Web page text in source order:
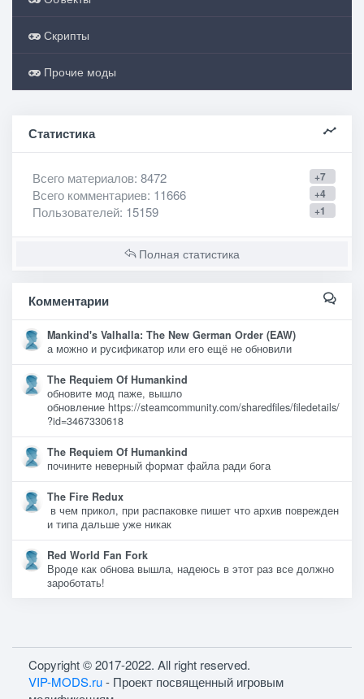
Скрипты
Прочие моды
Статистика
+7
Всего материалов: 8472
+4
Всего комментариев: 11666
+1
Пользователей: 15159
Полная статистика
Комментарии
Mankind's Valhalla: The New German Order (EAW)
а можно и русификатор или его ещё не обновили
The Requiem Of Humankind
обновите мод паже, вышло
обновление https://steamcommunity.com/sharedfiles/filedetails/
?id=3467330618
The Requiem Of Humankind
почините неверный формат файла ради бога
The Fire Redux
в чем прикол, при распаковке пишет что архив поврежден
и типа дальше уже никак
Red World Fan Fork
Вроде как обнова вышла, надеюсь в этот раз все должно
зароботать!
Copyright © 2017-2022. All right reserved.
VIP-MODS.ru- Проект посвященный игровым